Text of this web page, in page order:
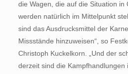
die Wagen, die auf die Situation in
werden natürlich im Mittelpunkt
sind das Ausdrucksmittel der
Missstände hinzuweisen“, so
Christoph Kuckelkorn. „Und der
derzeit sind die Kampfhandlungen